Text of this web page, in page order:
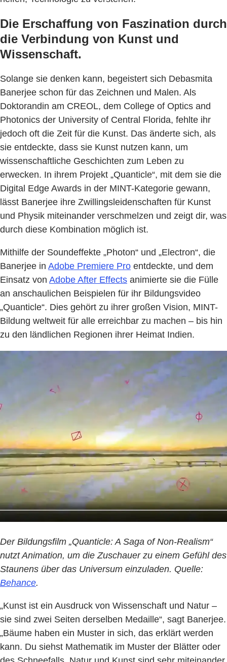
Die Erschaffung von Faszination durch
die Verbindung von Kunst und
Wissenschaft.
Solange sie denken kann, begeistert sich Debasmita
Banerjee schon für das Zeichnen und Malen. Als
Doktorandin am CREOL, dem College of Optics and
Photonics der University of Central Florida, fehlte ihr
jedoch oft die Zeit für die Kunst. Das änderte sich, als
sie entdeckte, dass sie Kunst nutzen kann, um
wissenschaftliche Geschichten zum Leben zu
erwecken. In ihrem Projekt „Quanticle“, mit dem sie die
Digital Edge Awards in der MINT-Kategorie gewann,
lässt Banerjee ihre Zwillingsleidenschaften für Kunst
und Physik miteinander verschmelzen und zeigt dir, was
durch diese Kombination möglich ist.
Mithilfe der Soundeffekte „Photon“ und „Electron“, die
Banerjee in Adobe Premiere Pro entdeckte, und dem
Einsatz von Adobe After Effects animierte sie die Fülle
an anschaulichen Beispielen für ihr Bildungsvideo
„Quanticle“. Dies gehört zu ihrer großen Vision, MINT-
Bildung weltweit für alle erreichbar zu machen – bis hin
zu den ländlichen Regionen ihrer Heimat Indien.
Der Bildungsfilm „Quanticle: A Saga of Non-Realism“
nutzt Animation, um die Zuschauer zu einem Gefühl des
Staunens über das Universum einzuladen. Quelle:
Behance.
„Kunst ist ein Ausdruck von Wissenschaft und Natur –
sie sind zwei Seiten derselben Medaille“, sagt Banerjee.
„Bäume haben ein Muster in sich, das erklärt werden
kann. Du siehst Mathematik im Muster der Blätter oder